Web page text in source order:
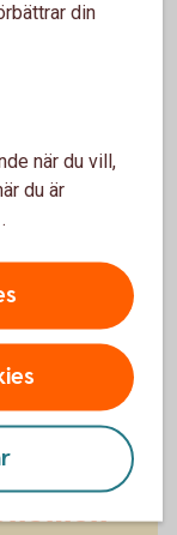
din
när du vill,
du är
.